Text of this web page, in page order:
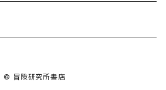
© 冒険研究所書店